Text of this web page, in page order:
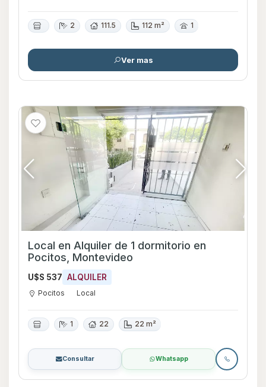
2 111.5 112 m² 1
Ver mas
Local en Alquiler de 1 dormitorio en
Pocitos, Montevideo
U$S 537 ALQUILER
Pocitos Local
1 22 22 m²
Consultar Whatsapp